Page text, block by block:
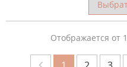
БРЕНД
Отображается от